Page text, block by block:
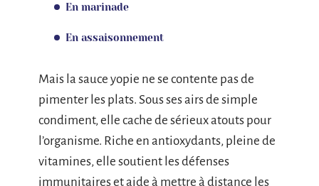
En marinade
En assaisonnement
Mais la sauce yopie ne se contente pas de
pimenter les plats. Sous ses airs de simple
condiment, elle cache de sérieux atouts pour
l’organisme. Riche en antioxydants, pleine de
vitamines, elle soutient les défenses
immunitaires et aide à mettre à distance les